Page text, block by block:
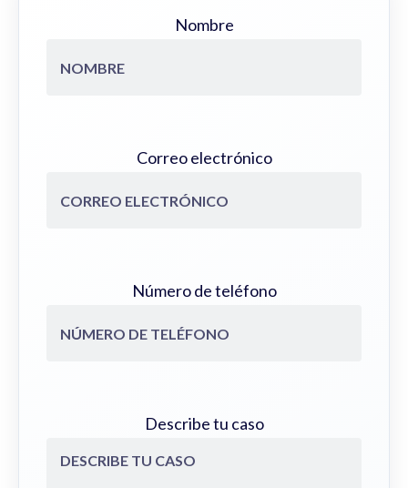
Nombre
Correo electrónico
Número de teléfono
Describe tu caso